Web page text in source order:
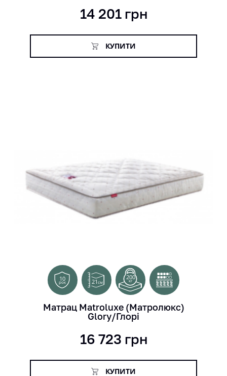
14 201грн
КУПИТИ
10
рок 21см
200
кг
Матрац Matroluxe (Матролюкс)
Glory/Глорі
16 723 грн
КУПИТИ